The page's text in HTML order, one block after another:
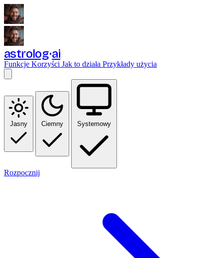
astrolog ai
Funkcje Korzyści Jak to działa Przykłady użycia
Jasny Ciemny Systemowy
Rozpocznij